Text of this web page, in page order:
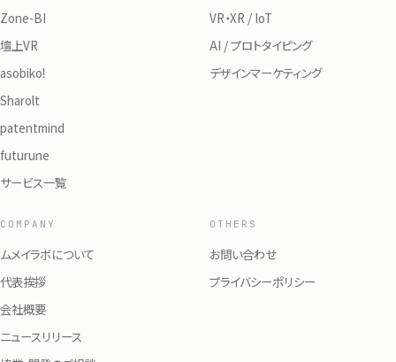
Zone-BI
壇上VR
asobiko!
Sharolt
patentmind
futurune
サービス一覧
VR・XR / IoT
AI / プロトタイピング
デザインマーケティング
COMPANY
ムメイラボについて
代表挨拶
会社概要
ニュースリリース
OTHERS
お問い合わせ
プライバシーポリシー